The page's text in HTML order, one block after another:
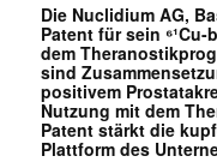
Die Nuclidium AG,
Patent für sein
dem
sind
positivem
Nutzung mit dem
Patent stärkt die
Plattform des